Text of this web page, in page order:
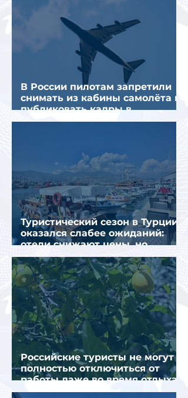
В России пилотам запретили
снимать из кабины самолёта и
публиковать кадры в
интернете
Туристический сезон в Турции
оказался слабее ожиданий:
отели снижают цены, но
загрузка остается низкой
Российские туристы не могут
полностью отключиться от
работы даже во время отдыха
в Турции